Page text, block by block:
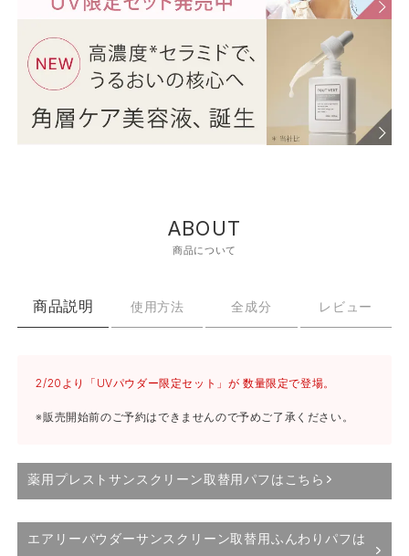
ABOUT
商品について
商品説明 使用方法 全成分 レビュー
2/20より「UVパウダー限定セット」が 数量限定で登場。
※販売開始前のご予約はできませんので予めご了承ください。
薬用プレストサンスクリーン取替用パフはこちら
エアリーパウダーサンスクリーン取替用ふんわりパフは